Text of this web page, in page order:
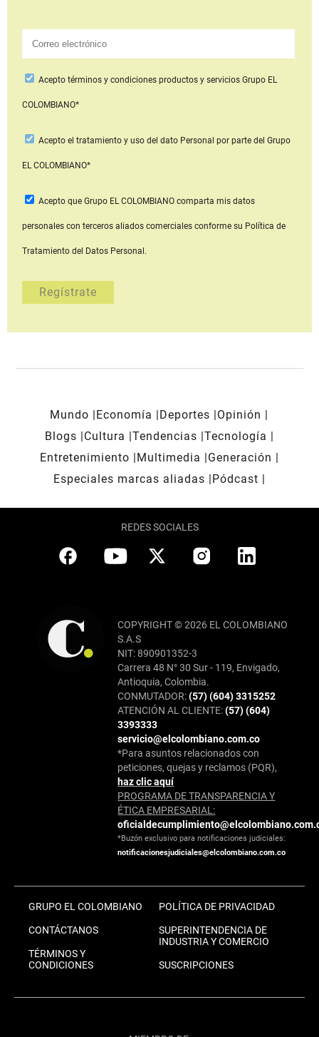
Aceptotérminos y condiciones productos y serviciosGrupo EL
COLOMBIANO*
Acepto el tratamiento y uso del dato Personal por parte del Grupo
EL COLOMBIANO*
Acepto que Grupo EL COLOMBIANOcomparta mis datos
personales con terceros aliados comerciales conforme su Política de
Tratamiento del Datos Personal.
Mundo Economía Deportes
Opinión
Blogs
Cultura Tendencias Tecnología
Entretenimiento
Multimedia
Generación
Especiales marcas aliadas
Pódcast
REDES SOCIALES
COPYRIGHT © 2026 EL COLOMBIANO
S.A.S
NIT: 890901352-3
Carrera 48 N° 30 Sur - 119, Envigado,
Antioquia, Colombia.
CONMUTADOR:(57) (604) 3315252
ATENCIÓN AL CLIENTE:(57) (604)
3393333
servicio@elcolombiano.com.co
*Para asuntos relacionados con
peticiones, quejas y reclamos (PQR),
haz clic aquí
PROGRAMA DE TRANSPARENCIA Y
ÉTICA EMPRESARIAL:
*Buzón exclusivo para notificaciones judiciales:
notificacionesjudiciales@elcolombiano.com.co
GRUPO EL COLOMBIANO
CONTÁCTANOS
TÉRMINOS Y
CONDICIONES
POLÍTICA DE PRIVACIDAD
SUPERINTENDENCIA DE
INDUSTRIA Y COMERCIO
SUSCRIPCIONES